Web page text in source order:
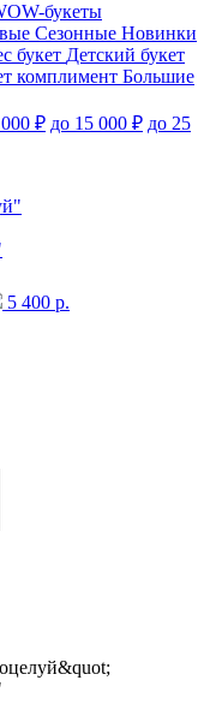
букеты
Сезонные Новинки
букет Детский букет
комплимент Большие
₽ до 15 000 ₽ до 25
5 400 р.